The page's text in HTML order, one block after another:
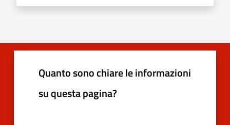
Quanto sono chiare le informazioni
su questa pagina?